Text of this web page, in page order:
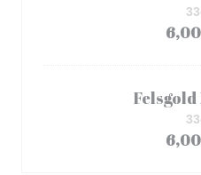
6,00
6,00